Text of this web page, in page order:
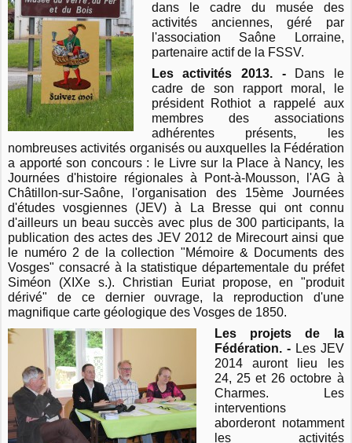
dans le cadre du musée des
activités anciennes, géré par
l'association Saône Lorraine,
partenaire actif de la FSSV.
Les activités 2013. -Dans le
cadre de son rapport moral, le
président Rothiot a rappelé aux
membres des associations
adhérentes présents, les
nombreuses activités organisés ou auxquelles la Fédération
a apporté son concours : le Livre sur la Place à Nancy, les
Journées d'histoire régionales à Pont-à-Mousson, l'AG à
Châtillon-sur-Saône, l'organisation des 15ème Journées
d'études vosgiennes (JEV) à La Bresse qui ont connu
d'ailleurs un beau succès avec plus de 300 participants, la
publication des actes des JEV 2012 de Mirecourt ainsi que
le numéro 2 de la collection "Mémoire & Documents des
Vosges" consacré à la statistique départementale du préfet
Siméon (XIXe s.). Christian Euriat propose, en "produit
dérivé" de ce dernier ouvrage, la reproduction d'une
magnifique carte géologique des Vosges de 1850.
Les projets de la
Fédération. -Les JEV
2014 auront lieu les
24, 25 et 26 octobre à
Charmes. Les
interventions
aborderont notamment
les activités